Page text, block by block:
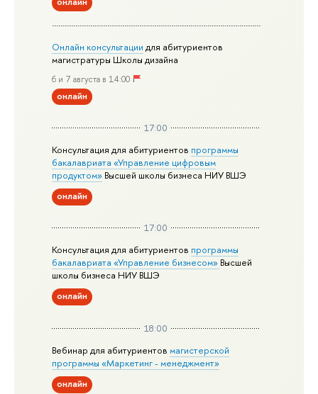
Онлайн консультации для абитуриентов
магистратуры Школы дизайна
6 и 7 августа в 14:00
онлайн
17:00
Консультация для абитуриентов программы
бакалавриата «Управление цифровым
продуктом» Высшей школы бизнеса НИУ ВШЭ
онлайн
17:00
Консультация для абитуриентов программы
бакалавриата «Управление бизнесом» Высшей
школы бизнеса НИУ ВШЭ
онлайн
18:00
Вебинар для абитуриентовмагистерской
программы «Маркетинг - менеджмент»
онлайн